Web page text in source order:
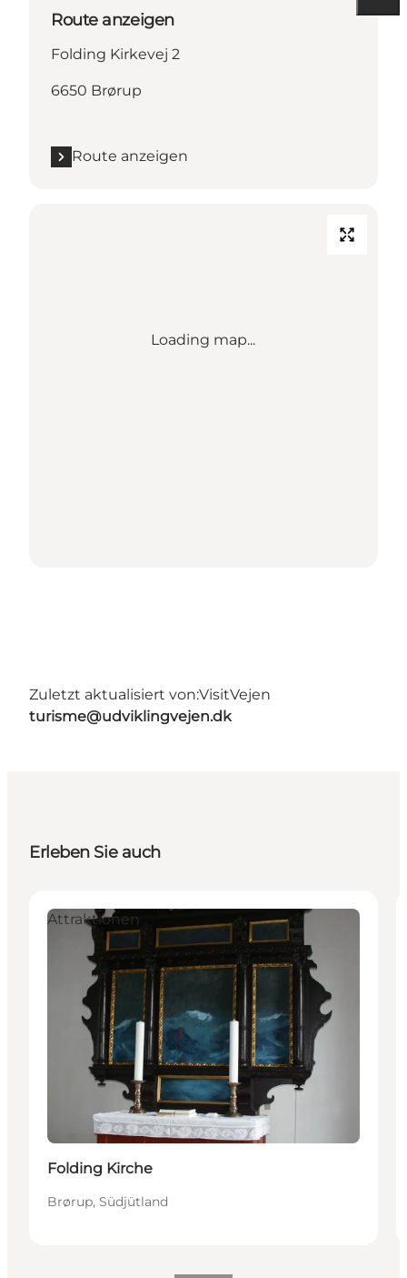
Route anzeigen
Folding Kirkevej 2
6650 Brørup
Route anzeigen
Loading map...
Zuletzt aktualisiert von:VisitVejen
turisme@udviklingvejen.dk
Erleben Sie auch
Attraktionen
Folding Kirche
Brørup, Südjütland